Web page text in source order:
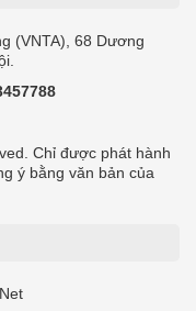
(VNTA), 68 Dương
Chỉ được phát hành
ý bằng văn bản của